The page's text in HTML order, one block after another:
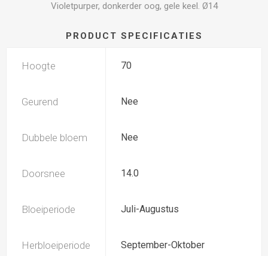
Violetpurper, donkerder oog, gele keel. Ø14
PRODUCT SPECIFICATIES
Hoogte 70
Geurend Nee
Dubbele bloem Nee
Doorsnee 14.0
Bloeiperiode Juli-Augustus
Herbloeiperiode September-Oktober